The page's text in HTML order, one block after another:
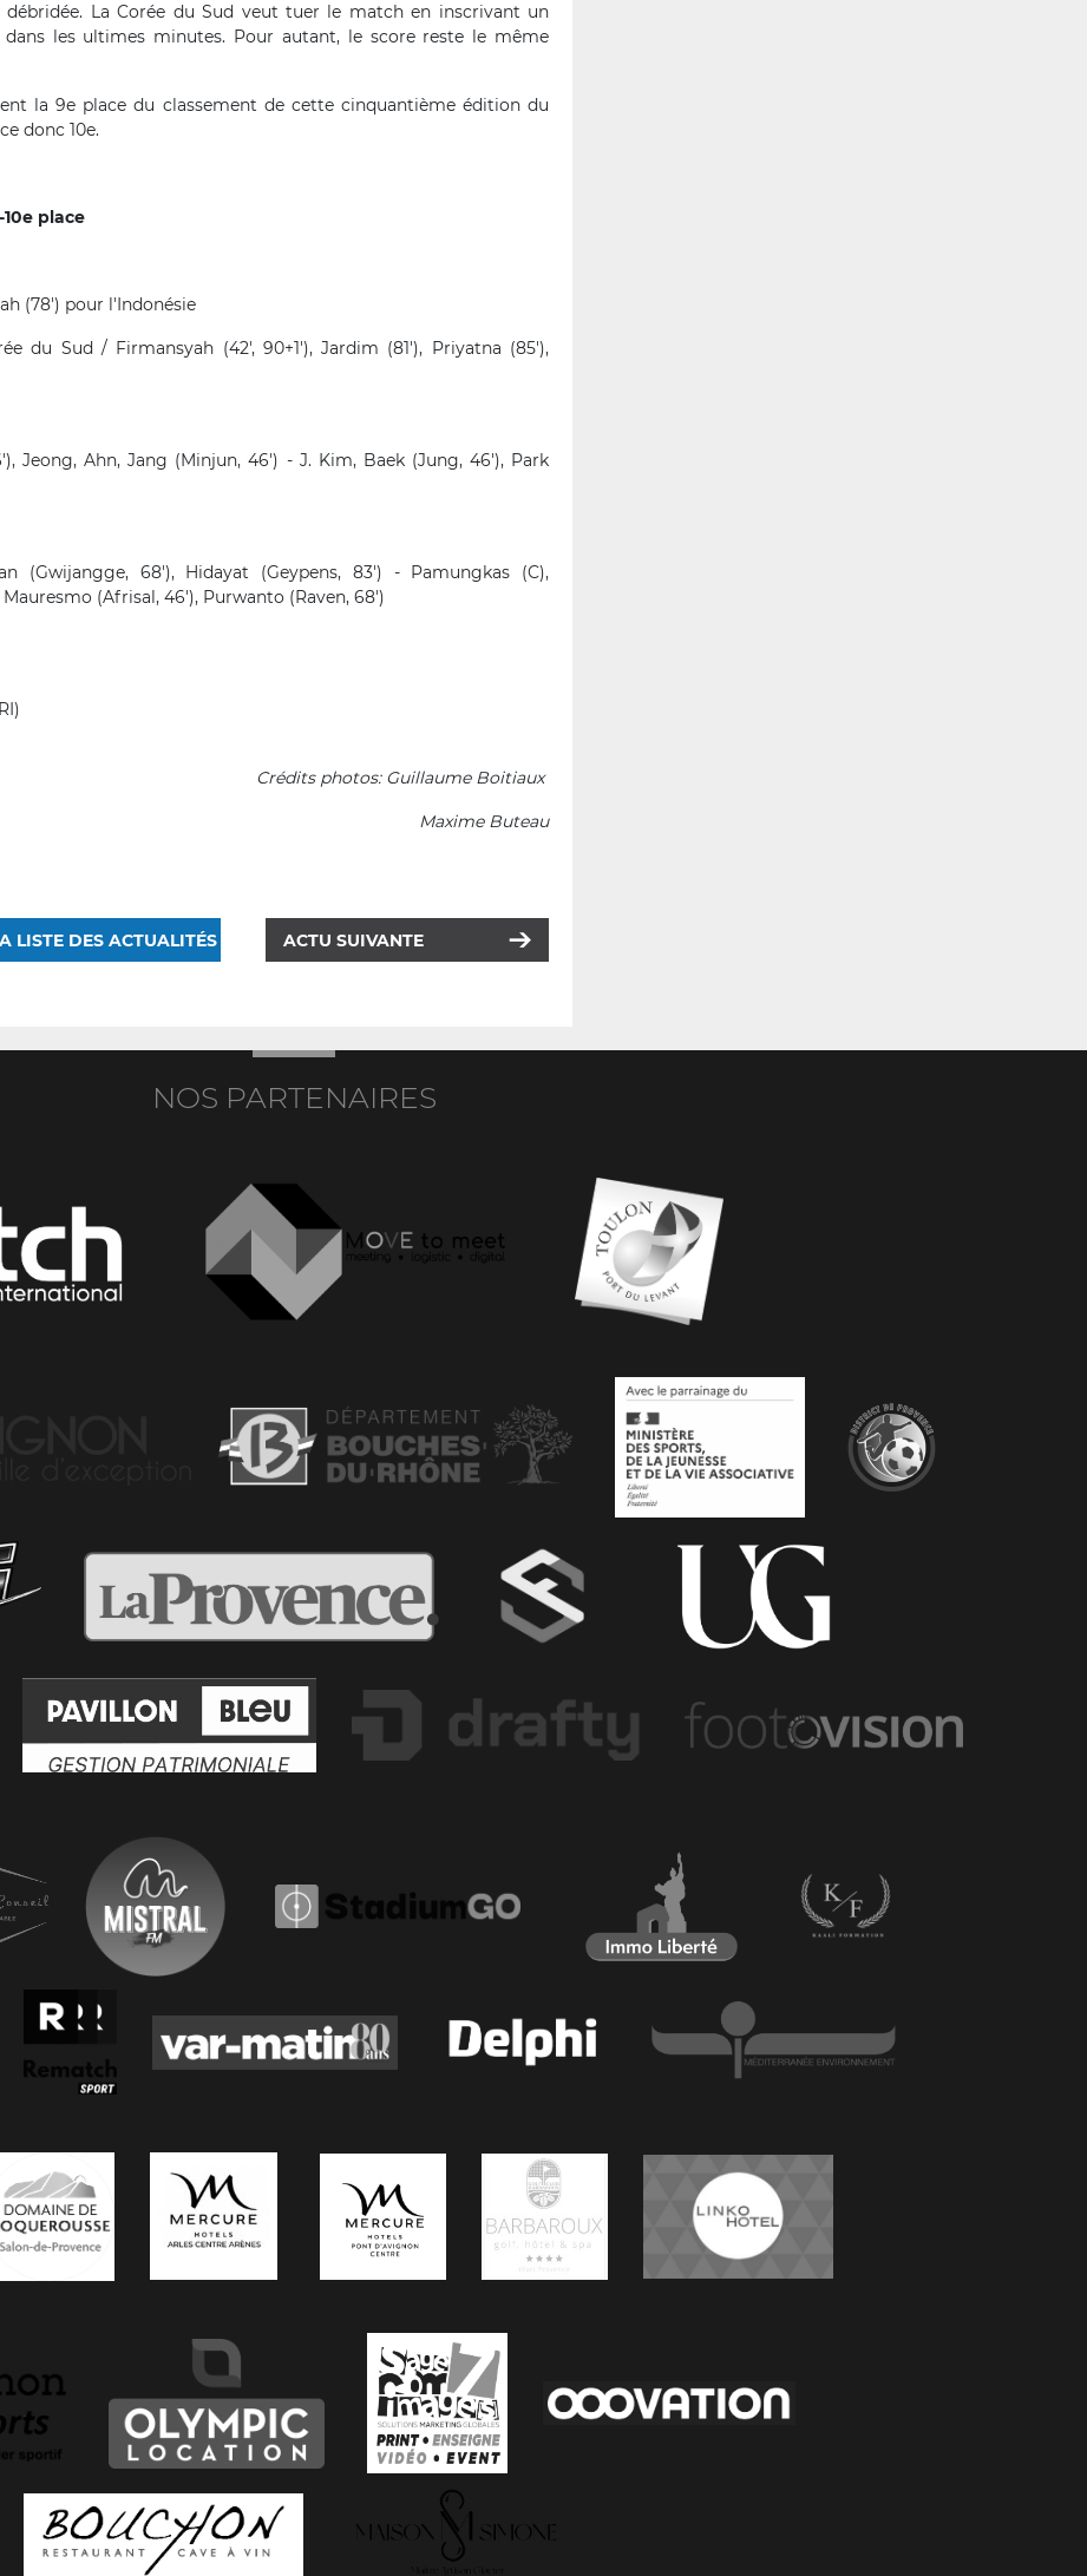
La Corée du Sud veut tuer le match en inscrivant un
les ultimes minutes. Pour autant, le score reste le même
la 9e place du classement de cette cinquantième édition du
donc 10e.
place
(78') pour l'Indonésie
du Sud / Firmansyah (42', 90+1'), Jardim (81'), Priyatna (85'),
Jeong, Ahn, Jang (Minjun, 46') - J. Kim, Baek (Jung, 46'), Park
(Gwijangge, 68'), Hidayat (Geypens, 83') - Pamungkas (C),
(Afrisal, 46'), Purwanto (Raven, 68')
Crédits photos: Guillaume Boitiaux
Maxime Buteau
LISTE DES ACTUALITÉS ACTU SUIVANTE
NOS PARTENAIRES